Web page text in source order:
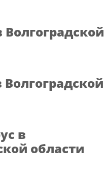
Волгоградской
Волгоградской
в
области